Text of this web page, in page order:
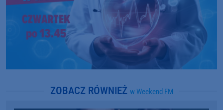
ZOBACZ RÓWNIEŻ w Weekend FM